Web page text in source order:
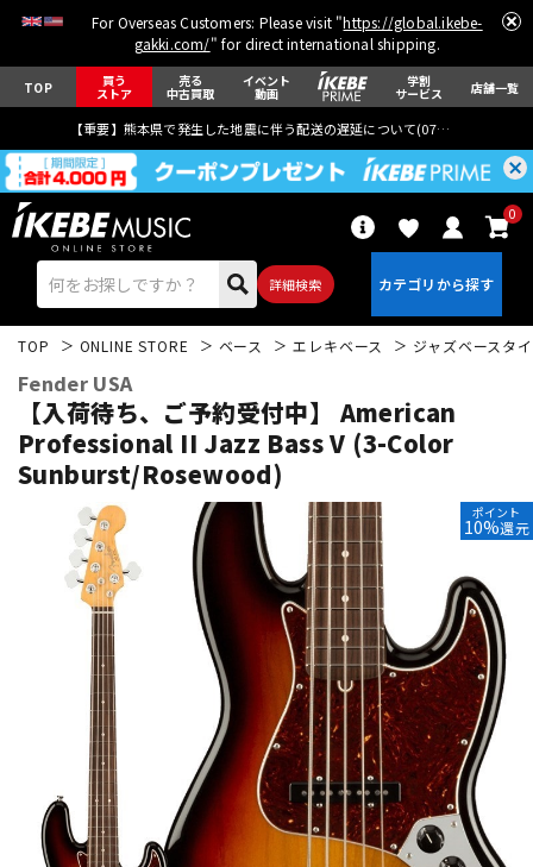
For Overseas Customers: Please visit "https://global.ikebe-
gakki.com/" for direct international shipping.
TOP 買う
ストア
売る
中古買取
イベント
動画
学割
サービス 店舗一覧
【重要】熊本県で発生した地震に伴う配送の遅延について(07月29日
詳細検索
0
エレキギター
ベース ウクレレ
ドラム パーカッション
キーボード 電子ピアノ
管楽器 その他楽器
TOP ONLINE STORE ベース エレキベース ジャズベースタ
Fender USA
【入荷待ち、ご予約受付中】 American
Professional II Jazz Bass V (3-Color
Sunburst/Rosewood)
ポイント
10%還元